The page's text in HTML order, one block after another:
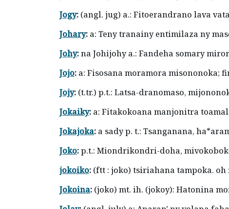
Jogy: (angl. jug) a.: Fitoerandrano lava
Johary: a: Teny tranainy entimilaza ny
Johy:na Johijohy a.: Fandeha somary
Jojo: a: Fisosana moramora misononoka;
Jojy: (t.tr.) p.t.: Latsa-dranomaso,
Jokaiky: a: Fitakokoana manjonitra
Jokajoka: a sady p. t.: Tsanganana,
Joko:p.t.: Miondrikondri-doha,
jokoiko: (ftt : joko) tsiriahana tampoka.
Jokoina: (joko) mt. ih. (jokoy): Hatonina